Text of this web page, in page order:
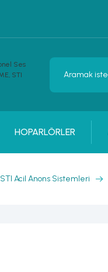
HOPARLÖRLER
STI Acil Anons Sistemleri